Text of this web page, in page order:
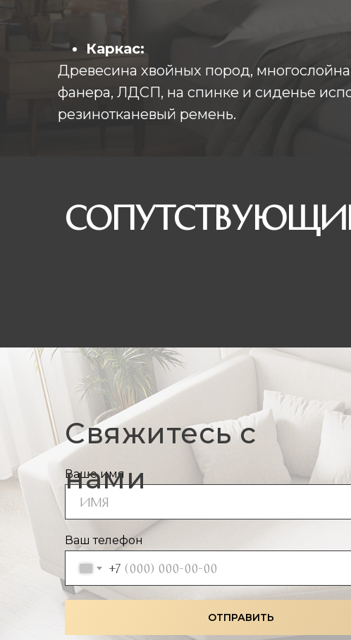
Каркас:
Древесина хвойных пород,
фанера, ЛДСП, на спинке и сиденье
резинотканевый ремень.
Ваше имя
Ваш телефон
+7
ОТПРАВИТЬ
Свяжитесь с
нами